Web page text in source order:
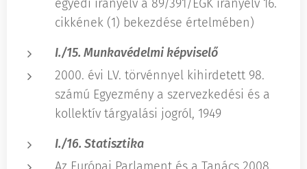
egyedi irányelv a 89/391/EGK irányelv 16.
cikkének (1) bekezdése értelmében)
I./15. Munkavédelmi képviselő
2000. évi LV. törvénnyel kihirdetett 98.
számú Egyezmény a szervezkedési és a
kollektív tárgyalási jogról, 1949
I./16. Statisztika